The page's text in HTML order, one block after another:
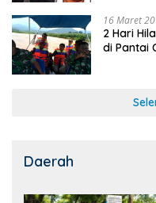
16 Maret
2 Hari
di Pantai
Daerah